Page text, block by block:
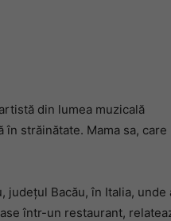
românului
din lumea muzicală
străinătate. Mama sa, care
județul Bacău, în Italia, unde
într-un restaurant,